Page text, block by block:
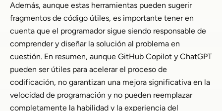
Además, aunque estas herramientas pueden sugerir
fragmentos de código útiles, es importante tener en
cuenta que el programador sigue siendo responsable de
comprender y diseñar la solución al problema en
cuestión. En resumen, aunque GitHub Copilot y ChatGPT
pueden ser útiles para acelerar el proceso de
codificación, no garantizan una mejora significativa en la
velocidad de programación y no pueden reemplazar
completamente la habilidad y la experiencia del